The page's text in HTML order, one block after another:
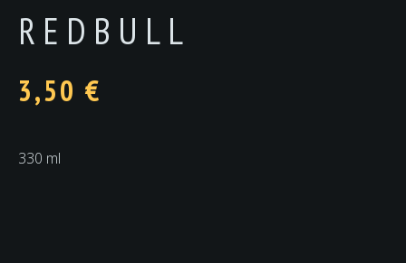
REDBULL
3,50 €
330 ml